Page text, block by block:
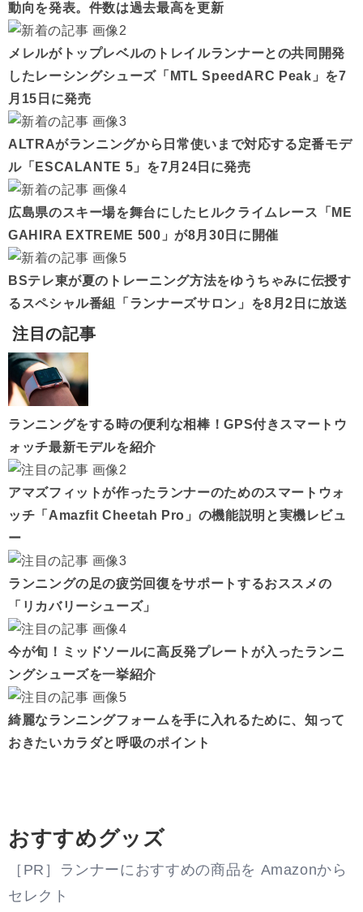
動向を発表。件数は過去最高を更新
メレルがトップレベルのトレイルランナーとの共同開発
したレーシングシューズ「MTL SpeedARC Peak」を7
月15日に発売
ALTRAがランニングから日常使いまで対応する定番モデ
ル「ESCALANTE 5」を7月24日に発売
広島県のスキー場を舞台にしたヒルクライムレース「ME
GAHIRA EXTREME 500」が8月30日に開催
BSテレ東が夏のトレーニング方法をゆうちゃみに伝授す
るスペシャル番組「ランナーズサロン」を8月2日に放送
注目の記事
ランニングをする時の便利な相棒！GPS付きスマートウ
ォッチ最新モデルを紹介
アマズフィットが作ったランナーのためのスマートウォ
ッチ「Amazfit Cheetah Pro」の機能説明と実機レビュ
ー
ランニングの足の疲労回復をサポートするおススメの
「リカバリーシューズ」
今が旬！ミッドソールに高反発プレートが入ったランニ
ングシューズを一挙紹介
綺麗なランニングフォームを手に入れるために、知って
おきたいカラダと呼吸のポイント
おすすめグッズ
［PR］ランナーにおすすめの商品を Amazonから
セレクト